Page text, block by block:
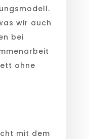
wir auch
bei
ohne
mit dem